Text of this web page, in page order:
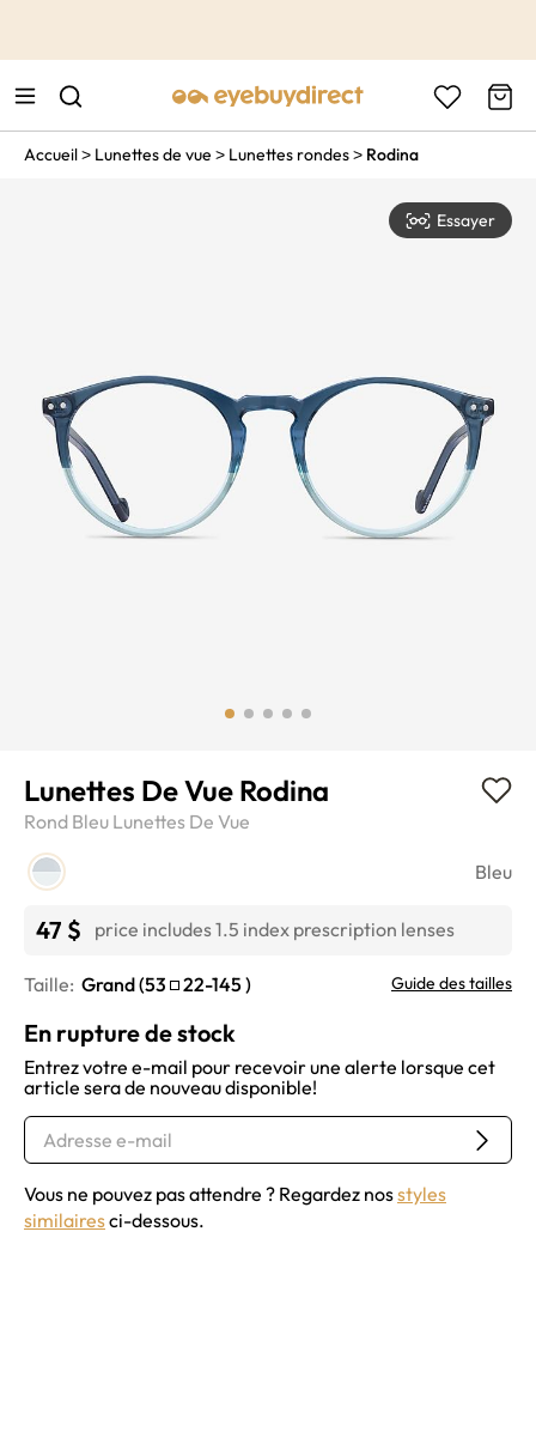
Accueil> Lunettes de vue > Lunettes rondes> Rodina
Essayer
Lunettes De Vue Rodina
Rond Bleu Lunettes De Vue
Bleu
47 $ price includes 1.5 index prescription lenses
Taille: Grand (53 22-145) Guide des tailles
En rupture de stock
Entrez votre e-mail pour recevoir une alerte lorsque cet
article sera de nouveau disponible!
Vous ne pouvez pas attendre ? Regardez nosstyles
similairesci-dessous.